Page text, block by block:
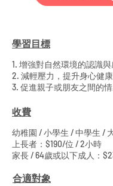
學習目標
1. 增強對自然環境的認識與
2. 減輕壓力，提升身心健康
3. 促進親子或朋友之間的
收費
幼稚園 / 小學生 / 中學生 /
上長者：$190/位 / 2小時
家長 / 64歲或以下成人：
合適對象